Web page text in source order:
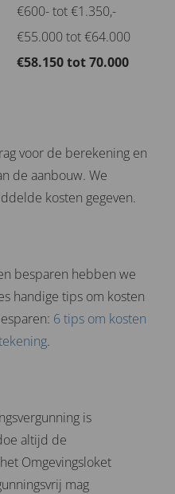
€600- tot €1.350,-
€55.000 tot €64.000
€58.150 tot 70.000
voor de berekening en
de aanbouw. We
kosten gegeven.
besparen hebben we
handige tips om kosten
6 tips om kosten
.
is
altijd de
Omgevingsloket
mag